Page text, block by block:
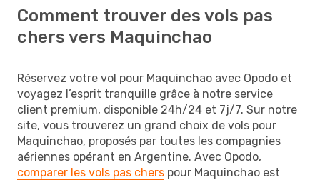
Comment trouver des vols pas
chers vers Maquinchao
Réservez votre vol pour Maquinchao avec Opodo et
voyagez l’esprit tranquille grâce à notre service
client premium, disponible 24h/24 et 7j/7. Sur notre
site, vous trouverez un grand choix de vols pour
Maquinchao, proposés par toutes les compagnies
aériennes opérant en Argentine. Avec Opodo,
comparer les vols pas chers pour Maquinchao est